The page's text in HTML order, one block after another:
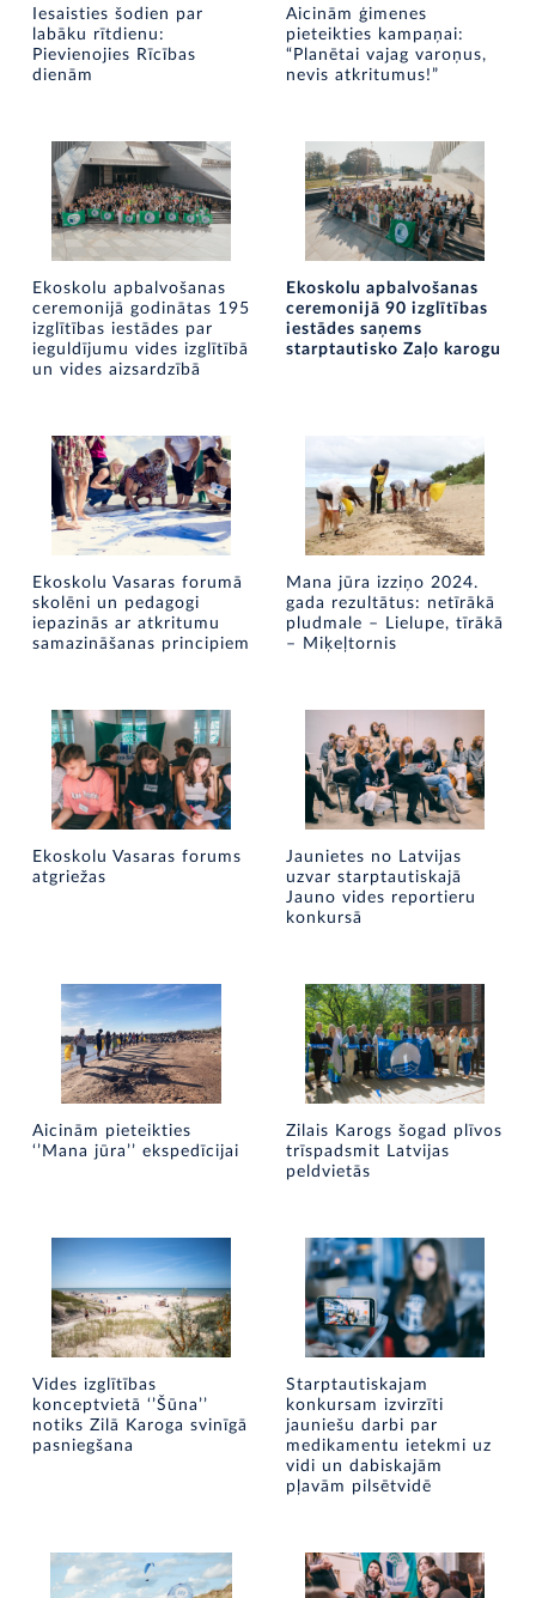
Iesaisties šodien par
labāku rītdienu:
Pievienojies Rīcības
dienām
Aicinām ģimenes
pieteikties kampaņai:
“Planētai vajag varoņus,
nevis atkritumus!”
Ekoskolu apbalvošanas
ceremonijā godinātas 195
izglītības iestādes par
ieguldījumu vides izglītībā
un vides aizsardzībā
Ekoskolu apbalvošanas
ceremonijā 90 izglītības
iestādes saņems
starptautisko Zaļo karogu
Ekoskolu Vasaras forumā
skolēni un pedagogi
iepazinās ar atkritumu
samazināšanas principiem
Mana jūra izziņo 2024.
gada rezultātus: netīrākā
pludmale – Lielupe, tīrākā
– Miķeļtornis
Ekoskolu Vasaras forums
atgriežas
Jaunietes no Latvijas
uzvar starptautiskajā
Jauno vides reportieru
konkursā
Aicinām pieteikties
‘’Mana jūra’’ ekspedīcijai
Zilais Karogs šogad plīvos
trīspadsmit Latvijas
peldvietās
Vides izglītības
konceptvietā ‘’Šūna’’
notiks Zilā Karoga svinīgā
pasniegšana
Starptautiskajam
konkursam izvirzīti
jauniešu darbi par
medikamentu ietekmi uz
vidi un dabiskajām
pļavām pilsētvidē